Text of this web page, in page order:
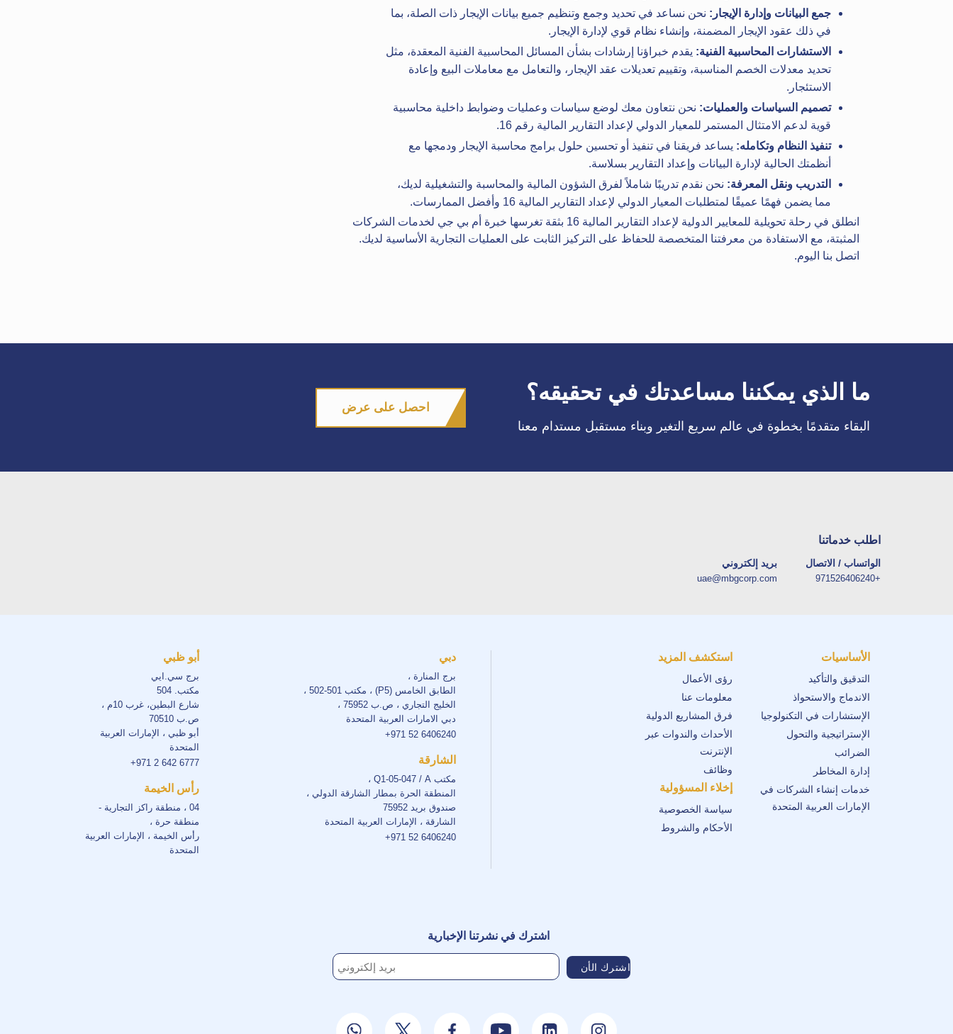
جمع البيانات وإدارة الإيجار: نحن نساعد في تحديد وجمع وتنظيم جميع بيانات الإيجار ذات الصلة، بما
في ذلك عقود الإيجار المضمنة، وإنشاء نظام قوي لإدارة الإيجار.
الاستشارات المحاسبية الفنية: يقدم خبراؤنا إرشادات بشأن المسائل المحاسبية الفنية المعقدة، مثل
تحديد معدلات الخصم المناسبة، وتقييم تعديلات عقد الإيجار، والتعامل مع معاملات البيع وإعادة
الاستئجار.
تصميم السياسات والعمليات: نحن نتعاون معك لوضع سياسات وعمليات وضوابط داخلية محاسبية
قوية لدعم الامتثال المستمر للمعيار الدولي لإعداد التقارير المالية رقم 16.
تنفيذ النظام وتكامله: يساعد فريقنا في تنفيذ أو تحسين حلول برامج محاسبة الإيجار ودمجها مع
أنظمتك الحالية لإدارة البيانات وإعداد التقارير بسلاسة.
التدريب ونقل المعرفة: نحن نقدم تدريبًا شاملاً لفرق الشؤون المالية والمحاسبة والتشغيلية لديك،
مما يضمن فهمًا عميقًا لمتطلبات المعيار الدولي لإعداد التقارير المالية 16 وأفضل الممارسات.
انطلق في رحلة تحويلية للمعايير الدولية لإعداد التقارير المالية 16 بثقة تغرسها خبرة أم بي جي لخدمات الشركات
المثبتة، مع الاستفادة من معرفتنا المتخصصة للحفاظ على التركيز الثابت على العمليات التجارية الأساسية لديك.
اتصل بنا اليوم.
ما الذي يمكننا مساعدتك في تحقيقه؟
البقاء متقدمًا بخطوة في عالم سريع التغير وبناء مستقبل مستدام معنا
احصل على عرض
اطلب خدماتنا
الواتساب / الاتصال
+971526406240
بريد إلكتروني
uae@mbgcorp.com
الأساسيات
التدقيق والتأكيد
الاندماج والاستحواذ
الإستشارات في التكنولوجيا
الإستراتيجية والتحول
الضرائب
إدارة المخاطر
خدمات إنشاء الشركات في
الإمارات العربية المتحدة
استكشف المزيد
رؤى الأعمال
معلومات عنا
فرق المشاريع الدولية
الأحداث والندوات عبر
الإنترنت
وظائف
إخلاء المسؤولية
سياسة الخصوصية
الأحكام والشروط
دبي
برج المنارة ،
الطابق الخامس (P5) ، مكتب 501-502 ،
الخليج التجاري ، ص.ب 75952 ،
دبي الامارات العربية المتحدة
+971 52 6406240
الشارقة
مكتب Q1-05-047 / A ،
المنطقة الحرة بمطار الشارقة الدولي ،
صندوق بريد 75952
الشارقة ، الإمارات العربية المتحدة
+971 52 6406240
أبو ظبي
برج سي.ايي
مكتب. 504
شارع البطين، غرب 10م ،
ص.ب 70510
أبو ظبي ، الإمارات العربية
المتحدة
+971 2 642 6777
رأس الخيمة
04 ، منطقة راكز التجارية -
منطقة حرة ،
رأس الخيمة ، الإمارات العربية
المتحدة
اشترك في نشرتنا الإخبارية